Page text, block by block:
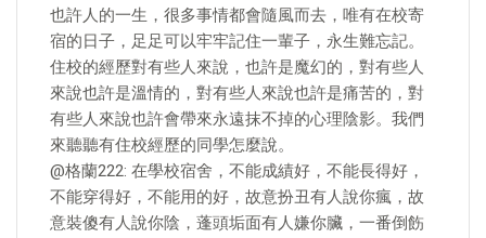
也許人的一生，很多事情都會隨風而去，唯有在校寄
宿的日子，足足可以牢牢記住一輩子，永生難忘記。
住校的經歷對有些人來說，也許是魔幻的，對有些人
來說也許是溫情的，對有些人來說也許是痛苦的，對
有些人來說也許會帶來永遠抹不掉的心理陰影。我們
來聽聽有住校經歷的同學怎麼說。
@格蘭222: 在學校宿舍，不能成績好，不能長得好，
不能穿得好，不能用的好，故意扮丑有人說你瘋，故
意裝傻有人說你陰，蓬頭垢面有人嫌你臟，一番倒飭